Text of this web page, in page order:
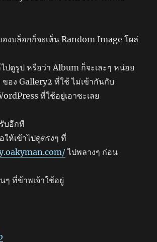
งบล็อกก็จะเห็น Random Image โผล่
ปดูรูป หรือว่า Album ก็จะเละๆ หน่อย
ของ Gallery2 ที่ใช้ ไม่เข้ากันกับ
ที่ใช้อยู่เอาซะเลย
บอีกที
ให้เข้าไปดูตรงๆ ที่
ไปพลางๆ ก่อน
ๆ ที่ข้าพเจ้าใช้อยู่